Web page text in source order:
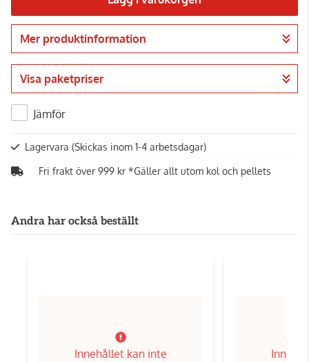
Gå till kassan
Mer produktinformation
Visa paketpriser
Jämför
Lagervara (Skickas inom 1-4 arbetsdagar)
Fri frakt över 999 kr *Gäller allt utom kol och pellets
Andra har också beställt
Innehållet kan inte